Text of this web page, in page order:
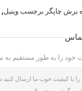
برش چاپگر برچسب وینیل,
را به طور مستقیم به